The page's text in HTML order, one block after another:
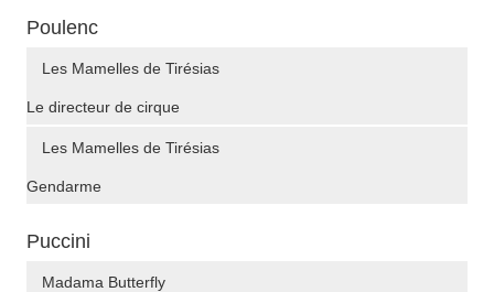
Poulenc
Les Mamelles de Tirésias
Le directeur de cirque
Les Mamelles de Tirésias
Gendarme
Puccini
Madama Butterfly